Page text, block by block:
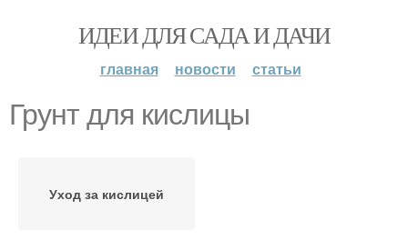
ИДЕИ ДЛЯ САДА И ДАЧИ
главная новости статьи
Грунт для кислицы
Уход за кислицей